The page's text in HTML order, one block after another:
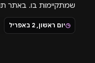
שמתקיימות בו. באתר
הקרובות שמתקיימות
◷יום ראשון, 2 באפריל